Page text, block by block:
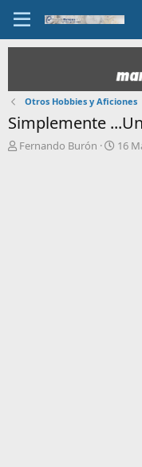
Otros Hobbies y Aficiones
Simplemente
IFernando Burón
F16